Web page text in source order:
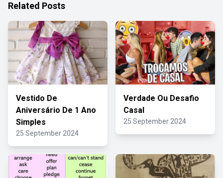
Related Posts
Vestido De
Aniversário De 1 Ano
Simples
25 September 2024
Verdade Ou Desafio
Casal
25 September 2024